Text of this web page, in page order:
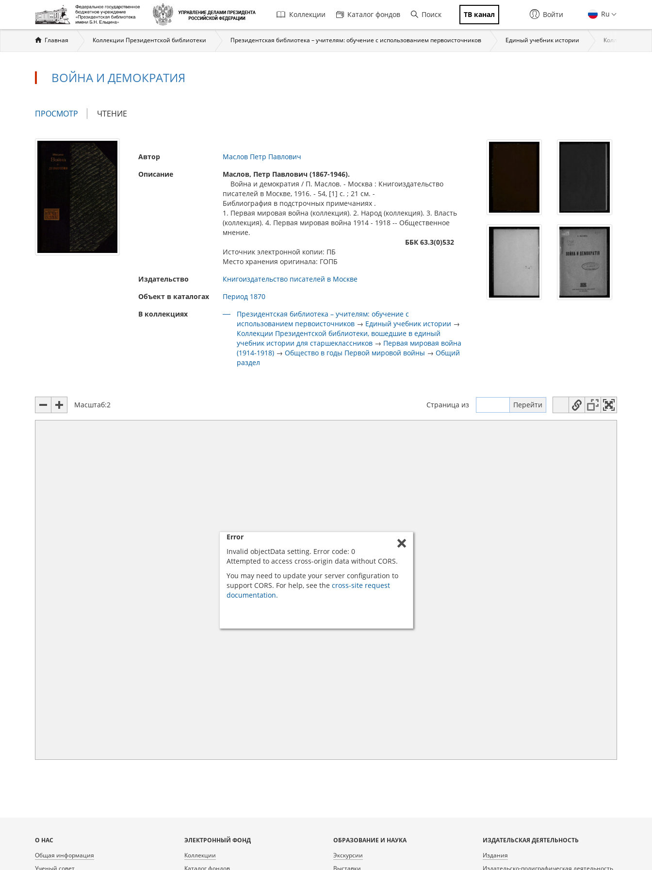
Главная
навигация
Коллекции Каталог фондов Поиск ТВ канал Ru
Войти
Вы
здесь
Главная Коллекции Президентской библиотеки Президентская библиотека – учителям: обучение с использованием первоисточников Единый учебник истории Коллекции
ВОЙНА И ДЕМОКРАТИЯ
Главные
ПРОСМОТР (АКТИВНАЯ
ЧТЕНИЕ
Автор
Маслов Петр Павлович
Описание
Маслов, Петр Павлович (1867-1946).
Война и демократия / П. Маслов. - Москва : Книгоиздательство
писателей в Москве, 1916. - 54, [1] с. ; 21 см. -
Библиография в подстрочных примечаниях .
1. Первая мировая война (коллекция). 2. Народ (коллекция). 3. Власть
(коллекция). 4. Первая мировая война 1914 - 1918 -- Общественное
мнение.
ББК 63.3(0)532
Источник электронной копии: ПБ
Место хранения оригинала: ГОПБ
Издательство
Книгоиздательство писателей в Москве
Объект в каталогах
Период 1870
В коллекциях
Президентская библиотека – учителям: обучение с
использованием первоисточников → Единый учебник истории →
Коллекции Президентской библиотеки, вошедшие в единый
учебник истории для старшеклассников → Первая мировая война
(1914-1918) →Общество в годы Первой мировой войны →Общий
раздел
Масштаб:2 Страница из
Error
Invalid objectData setting. Error code: 0
Attempted to access cross-origin data without CORS.
You may need to update your server configuration to
support CORS. For help, see the cross-site request
documentation.
Карта
сайта
О НАС
Общая информация
Ученый совет
ЭЛЕКТРОННЫЙ ФОНД
Коллекции
Каталог фондов
ОБРАЗОВАНИЕ И НАУКА
Экскурсии
Выставки
ИЗДАТЕЛЬСКАЯ ДЕЯТЕЛЬНОСТЬ
Издания
Издательско-полиграфическая деятельность